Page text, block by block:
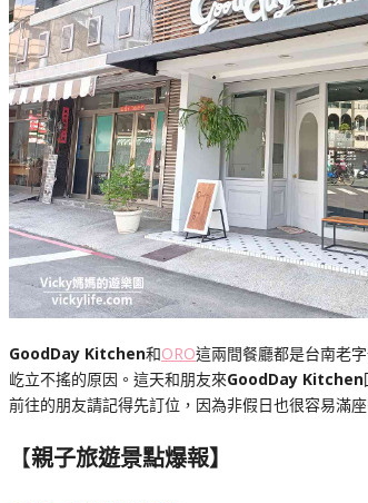
GoodDay Kitchen和ORO這兩間餐廳都是台南老
屹立不搖的原因。這天和朋友來GoodDay Kitchen
前往的朋友請記得先訂位，因為非假日也很容易滿座
【親子旅遊景點爆報】